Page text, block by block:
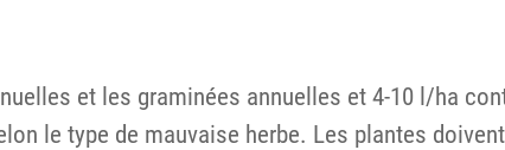
et les graminées annuelles et 4-10 l/ha
le type de mauvaise herbe. Les plantes